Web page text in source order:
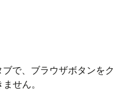
で、ブラウザボタンをク
せん。